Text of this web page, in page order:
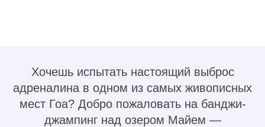
Хочешь испытать настоящий выброс
адреналина в одном из самых живописных
мест Гоа? Добро пожаловать на банджи-
джампинг над озером Майем —